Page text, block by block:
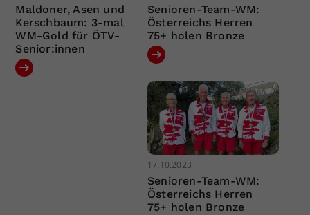
Maldoner, Asen und
Kerschbaum: 3-mal
WM-Gold für ÖTV-
Senior:innen
Senioren-Team-WM:
Österreichs Herren
75+ holen Bronze
17.10.2023
Senioren-Team-WM:
Österreichs Herren
75+ holen Bronze